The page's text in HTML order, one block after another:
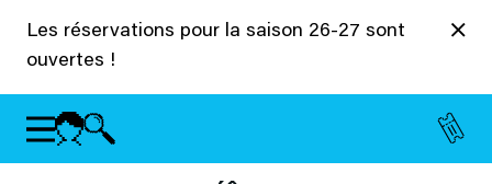
Les réservations pour la saison 26-27 sont
ouvertes !